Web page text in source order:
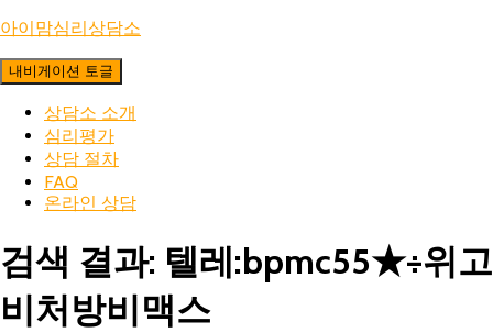
아이맘심리상담소
내비게이션 토글
상담소 소개
심리평가
상담 절차
FAQ
온라인 상담
검색 결과: 텔레:bpmc55★÷위고
비처방비맥스